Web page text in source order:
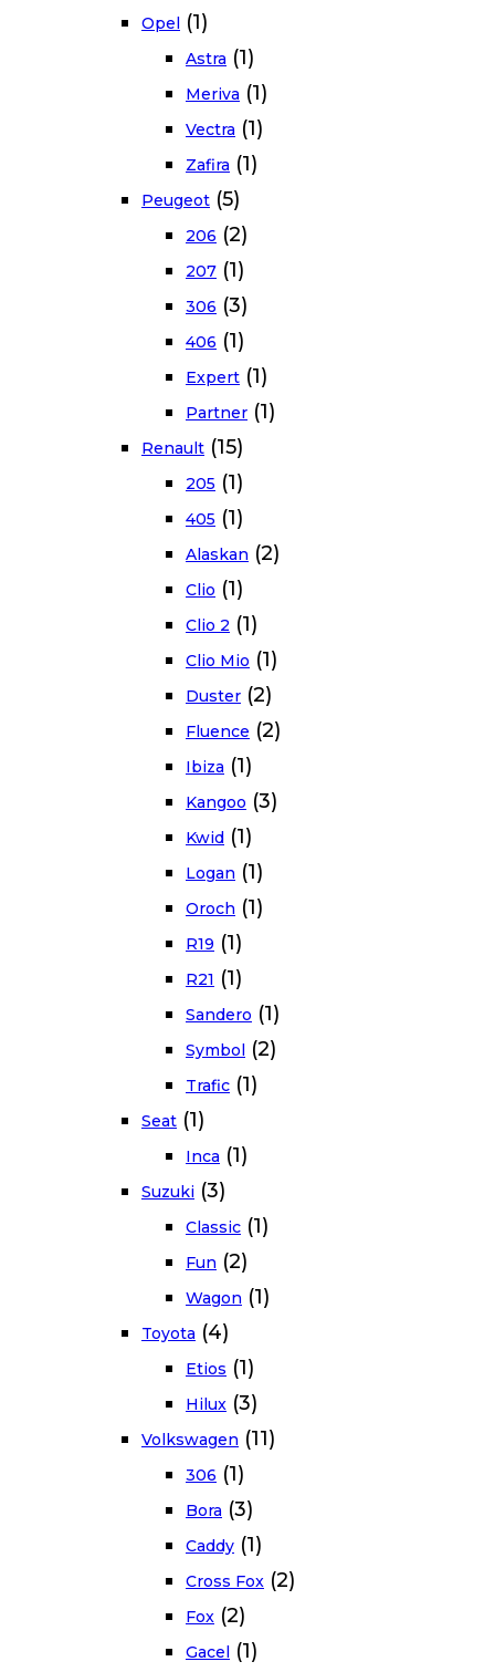
Opel (1)
Astra (1)
Meriva (1)
Vectra (1)
Zafira (1)
Peugeot (5)
206 (2)
207 (1)
306 (3)
406 (1)
Expert (1)
Partner (1)
Renault (15)
205 (1)
405 (1)
Alaskan (2)
Clio (1)
Clio 2 (1)
Clio Mio (1)
Duster (2)
Fluence (2)
Ibiza (1)
Kangoo (3)
Kwid (1)
Logan (1)
Oroch (1)
R19 (1)
R21 (1)
Sandero (1)
Symbol (2)
Trafic (1)
Seat (1)
Inca (1)
Suzuki (3)
Classic (1)
Fun (2)
Wagon (1)
Toyota (4)
Etios (1)
Hilux (3)
Volkswagen (11)
306 (1)
Bora (3)
Caddy (1)
Cross Fox (2)
Fox (2)
Gacel (1)